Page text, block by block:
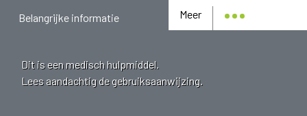
Meer
Belangrijke informatie
Dit is een medisch hulpmiddel.
Lees aandachtig de gebruiksaanwijzing.